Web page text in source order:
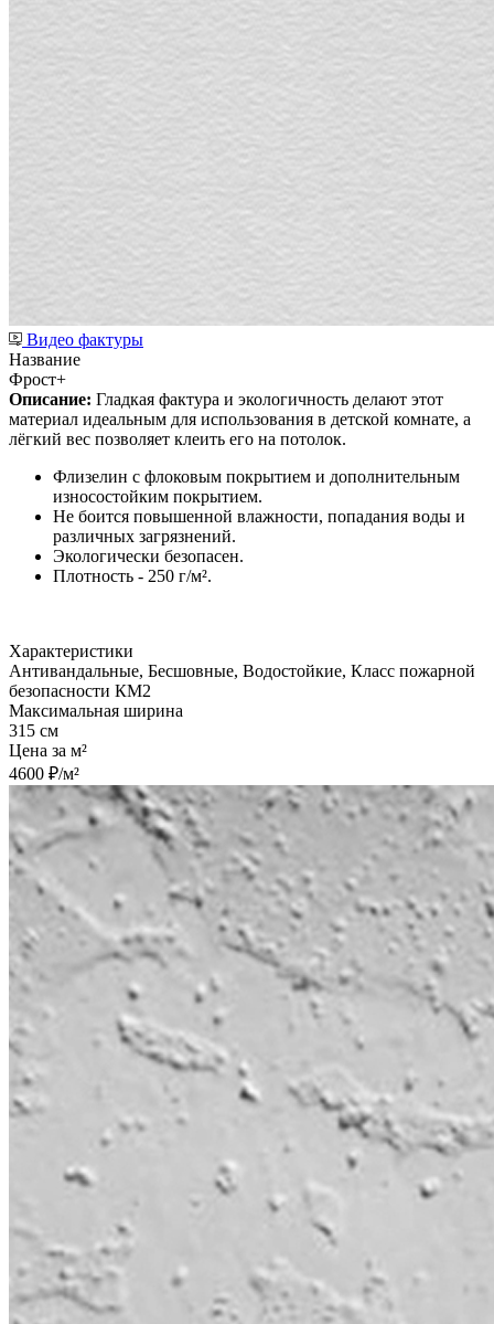
Видео фактуры
Название
Фрост+
Описание: Гладкая фактура и экологичность делают этот
материал идеальным для использования в детской комнате, а
лёгкий вес позволяет клеить его на потолок.
Флизелин с флоковым покрытием и дополнительным
износостойким покрытием.
Не боится повышенной влажности, попадания воды и
различных загрязнений.
Экологически безопасен.
Плотность - 250 г/м².
Характеристики
Антивандальные, Бесшовные, Водостойкие, Класс пожарной
безопасности КМ2
Максимальная ширина
315 см
Цена за м²
4600 ₽/м²